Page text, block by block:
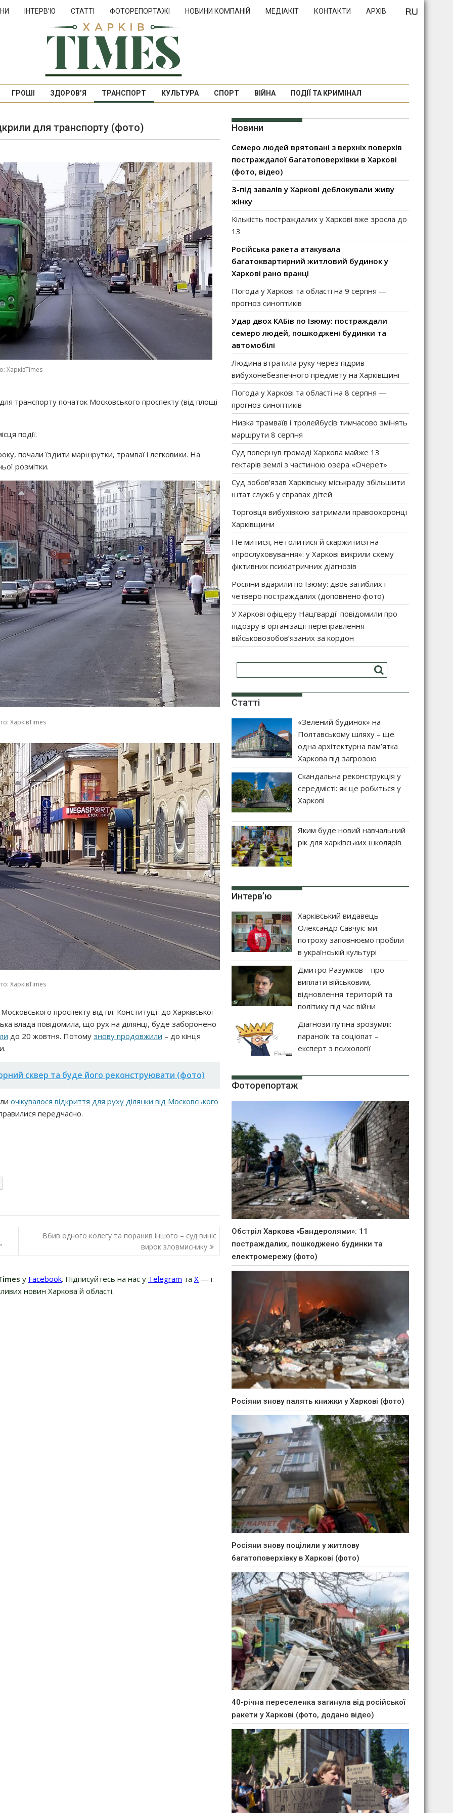
ІНТЕРВ’Ю СТАТТІ ФОТОРЕПОРТАЖІ НОВИНИ КОМПАНІЙ МЕДІАКІТ КОНТАКТИ АРХІВ
ГРОШІ ЗДОРОВ’Я ТРАНСПОРТ КУЛЬТУРА СПОРТ ВІЙНА ПОДІЇ ТА КРИМІНАЛ
для транспорту (фото)
ХарківTimes
транспорту початок Московського проспекту (від площі
події.
почали їздити маршрутки, трамваї і легковики. На
розмітки.
ХарківTimes
ХарківTimes
проспекту від пл. Конституції до Харківської
влада повідомила, що рух на ділянці, буде заборонено
до 20 жовтня. Потому знову продовжили – до кінця
сквер та буде його реконструювати (фото)
очікувалося відкриття для руху ділянки від Московського
передчасно.
Вбив одного колегу та поранив іншого – суд виніс
вирок зловмиснику
у Facebook. Підписуйтесь на нас у Telegram та Х — і
новин Харкова й області.
Новини
Семеро людей врятовані з верхніх поверхів
постраждалої багатоповерхівки в Харкові
(фото, відео)
З-під завалів у Харкові деблокували живу
жінку
Кількість постраждалих у Харкові вже зросла до
13
Російська ракета атакувала
багатоквартирний житловий будинок у
Харкові рано вранці
Погода у Харкові та області на 9 серпня —
прогноз синоптиків
Удар двох КАБів по Ізюму: постраждали
семеро людей, пошкоджені будинки та
автомобілі
Людина втратила руку через підрив
вибухонебезпечного предмету на Харківщині
Погода у Харкові та області на 8 серпня —
прогноз синоптиків
Низка трамваїв і тролейбусів тимчасово змінять
маршрути 8 серпня
Суд повернув громаді Харкова майже 13
гектарів землі з частиною озера «Очерет»
Суд зобов’язав Харківську міськраду збільшити
штат служб у справах дітей
Торговця вибухівкою затримали правоохоронці
Харківщини
Не митися, не голитися й скаржитися на
«прослуховування»: у Харкові викрили схему
фіктивних психіатричних діагнозів
Росіяни вдарили по Ізюму: двоє загиблих і
четверо постраждалих (доповнено фото)
У Харкові офіцеру Нацгвардії повідомили про
підозру в організації переправлення
військовозобов’язаних за кордон
Статті
«Зелений будинок» на
Полтавському шляху – ще
одна архітектурна пам’ятка
Харкова під загрозою
Скандальна реконструкція у
середмісті: як це робиться у
Харкові
Яким буде новий навчальний
рік для харківських школярів
Интерв’ю
Харківський видавець
Олександр Савчук: ми
потроху заповнюємо пробіли
в українській культурі
Дмитро Разумков – про
виплати військовим,
відновлення територій та
політику під час війни
Діагнози путіна зрозумілі:
параноїк та соціопат –
експерт з психології
Фоторепортаж
Обстріл Харкова «Бандеролями»: 11
постраждалих, пошкоджено будинки та
електромережу (фото)
Росіяни знову палять книжки у Харкові (фото)
Росіяни знову поцілили у житлову
багатоповерхівку в Харкові (фото)
40-річна переселенка загинула від російської
ракети у Харкові (фото, додано відео)